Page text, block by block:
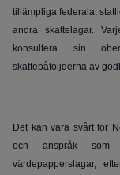
tillämpliga federala,
andra skattelagar.
konsultera sin
skattepåföljderna av
Det kan vara svårt för
och anspråk som
värdepapperslagar,